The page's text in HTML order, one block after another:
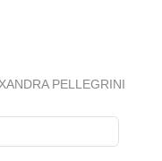
PELLEGRINI